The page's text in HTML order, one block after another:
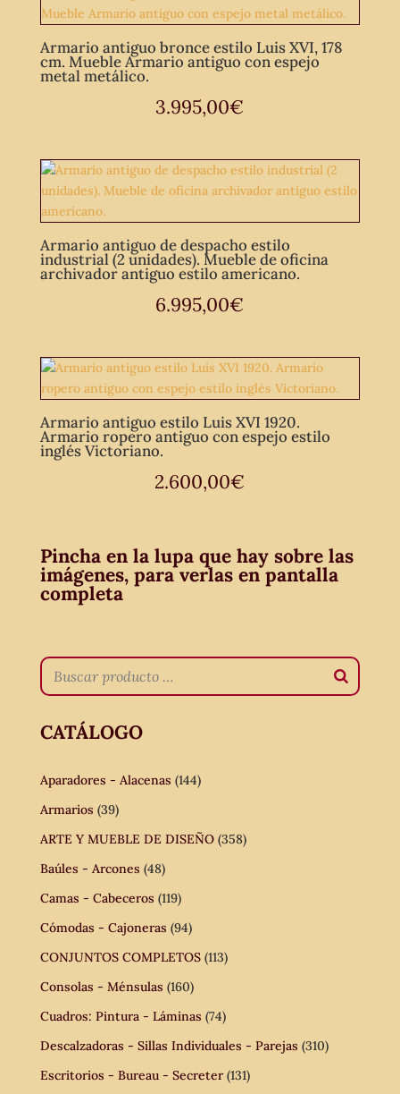
Armario antiguo bronce estilo Luis XVI, 178
cm. Mueble Armario antiguo con espejo
metal metálico.
3.995,00€
Armario antiguo de despacho estilo
industrial (2 unidades). Mueble de oficina
archivador antiguo estilo americano.
6.995,00€
Armario antiguo estilo Luis XVI 1920.
Armario ropero antiguo con espejo estilo
inglés Victoriano.
2.600,00€
Pincha en la lupa que hay sobre las
imágenes, para verlas en pantalla
completa
CATÁLOGO
Aparadores - Alacenas (144)
Armarios (39)
ARTE Y MUEBLE DE DISEÑO (358)
Baúles - Arcones (48)
Camas - Cabeceros (119)
Cómodas - Cajoneras (94)
CONJUNTOS COMPLETOS (113)
Consolas - Ménsulas (160)
Cuadros: Pintura - Láminas (74)
Descalzadoras - Sillas Individuales - Parejas (310)
Escritorios - Bureau - Secreter (131)